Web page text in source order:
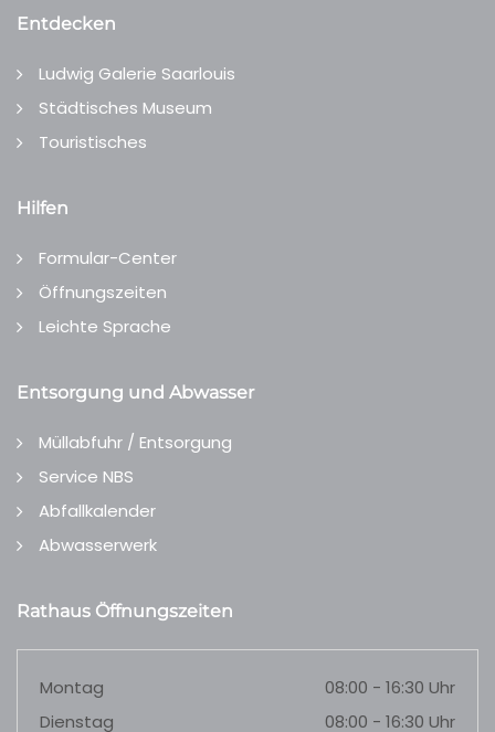
Entdecken
Ludwig Galerie Saarlouis
Städtisches Museum
Touristisches
Hilfen
Formular-Center
Öffnungszeiten
Leichte Sprache
Entsorgung und Abwasser
Müllabfuhr / Entsorgung
Service NBS
Abfallkalender
Abwasserwerk
Rathaus Öffnungszeiten
Montag
08:00 - 16:30 Uhr
Dienstag
08:00 - 16:30 Uhr